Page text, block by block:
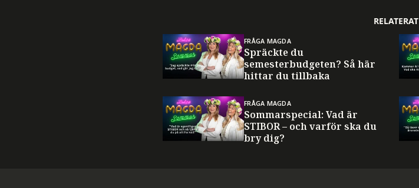
RELATERAT
FRÅGA MAGDA
Spräckte du
semesterbudgeten? Så här
hittar du tillbaka
FRÅGA MAGDA
Sommarspecial: Vad är
STIBOR – och varför ska du
bry dig?